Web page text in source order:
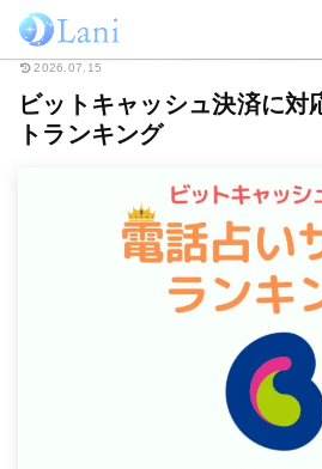
ホーム 電話占い ビットキャッシュ決済に
2026.07.15
ビットキャッシュ決済に対
トランキング